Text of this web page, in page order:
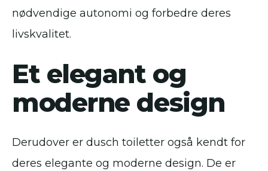
nødvendige autonomi og forbedre deres
livskvalitet.
Et elegant og
moderne design
Derudover er dusch toiletter også kendt for
deres elegante og moderne design. De er